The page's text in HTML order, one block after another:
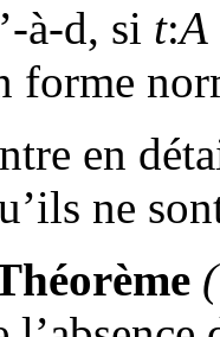
à-d, si t:A
forme
en
ne